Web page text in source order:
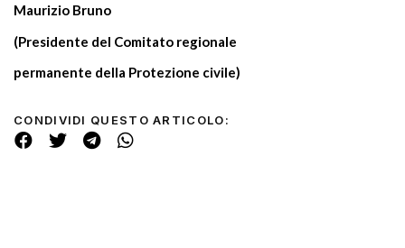
Maurizio Bruno
(Presidente del Comitato regionale
permanente della Protezione civile)
CONDIVIDI QUESTO ARTICOLO: